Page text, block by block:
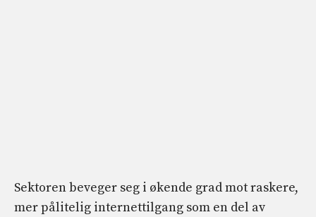
Sektoren beveger seg i økende grad mot raskere,
mer pålitelig internettilgang som en del av